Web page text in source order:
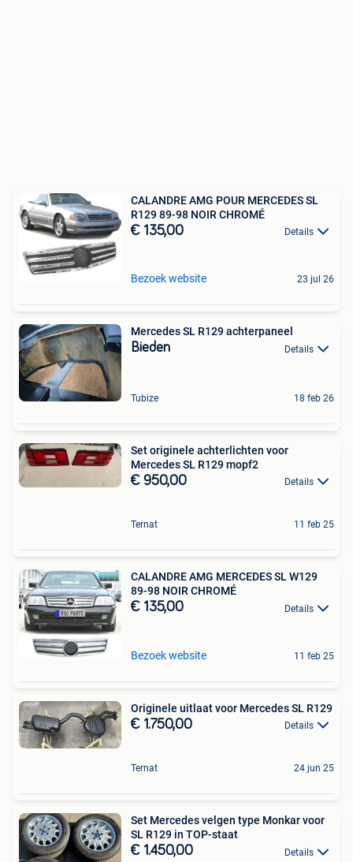
CALANDRE AMG POUR MERCEDES SL
R129 89-98 NOIR CHROMÉ
€ 135,00 Details
Bezoek website 23 jul 26
Mercedes SL R129 achterpaneel
Bieden Details
Tubize 18 feb 26
Set originele achterlichten voor
Mercedes SL R129 mopf2
€ 950,00 Details
Ternat 11 feb 25
CALANDRE AMG MERCEDES SL W129
89-98 NOIR CHROMÉ
€ 135,00 Details
Bezoek website 11 feb 25
Originele uitlaat voor Mercedes SL R129
€ 1.750,00 Details
Ternat 24 jun 25
Set Mercedes velgen type Monkar voor
SL R129 in TOP-staat
€ 1.450,00 Details